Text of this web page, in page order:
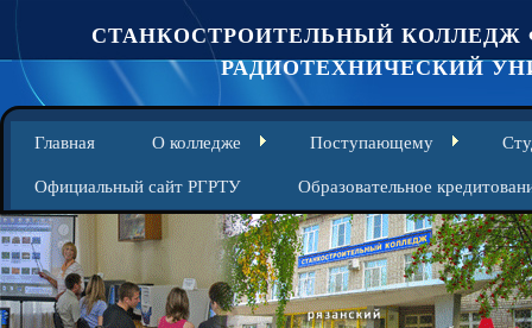
СТАНКОСТРОИТЕЛЬНЫЙ КОЛЛЕДЖ
РАДИОТЕХНИЧЕСКИЙ
Главная О колледже Поступающему
Официальный сайт РГРТУ Образовательное